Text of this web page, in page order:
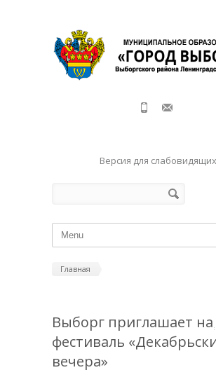
Версия для слабовидящих
Главная
Выборг приглашает на
фестиваль
вечера»